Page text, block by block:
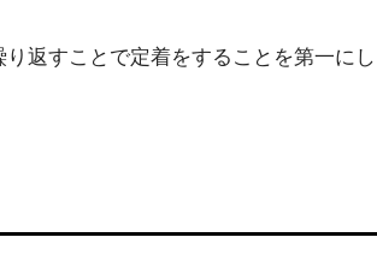
返すことで定着をすることを第一にし